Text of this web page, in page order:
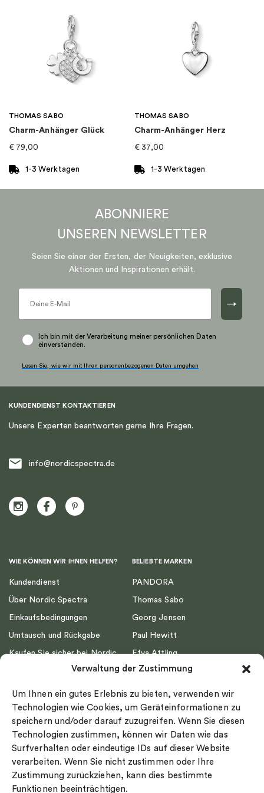
Verwaltung der Zustimmung
Um Ihnen ein gutes Erlebnis zu bieten, verwenden wir
Technologien wie Cookies, um Geräteinformationen zu
speichern und/oder darauf zuzugreifen. Wenn Sie diesen
Technologien zustimmen, können wir Daten wie das
Surfverhalten oder eindeutige IDs auf dieser Website
verarbeiten. Wenn Sie nicht zustimmen oder Ihre
Zustimmung zurückziehen, kann dies bestimmte
Funktionen beeinträchtigen.
THOMAS SABO
Charm-Anhänger Glück
€ 79,00
1-3 Werktagen
THOMAS SABO
Charm-Anhänger Herz
€ 37,00
1-3 Werktagen
ABONNIERE
UNSEREN NEWSLETTER
Seien Sie einer der Ersten, der Neuigkeiten, exklusive
Aktionen und Inspirationen erhält.
→
Ich bin mit der Verarbeitung meiner persönlichen Daten
einverstanden.
Lesen Sie, wie wir mit Ihren personenbezogenen Daten umgehen
KUNDENDIENST KONTAKTIEREN
Unsere Experten beantworten gerne Ihre Fragen.
info@nordicspectra.de
WIE KÖNNEN WIR IHNEN HELFEN?
Kundendienst
Über Nordic Spectra
Einkaufsbedingungen
Umtausch und Rückgabe
Kaufen Sie sicher bei Nordic
Impressum
Ringgröße
Widerrufsrecht
Sekretesspolicy
BELIEBTE MARKEN
PANDORA
Thomas Sabo
Georg Jensen
Paul Hewitt
Efva Attling
Emma Israelsson
Drakenberg Sjölin
Nordic Spectra